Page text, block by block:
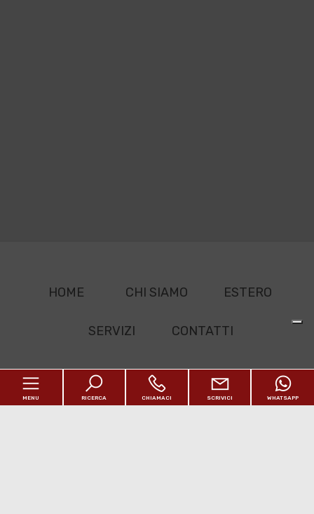
HOME CHI SIAMO ESTERO
SERVIZI CONTATTI
Sitemap
MENU RICERCA CHIAMACI SCRIVICI WHATSAPP